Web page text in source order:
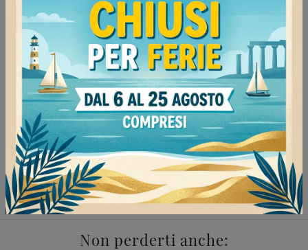
Negozio di tavolini a Pavia
Negozio di tavolini a Mede
Negozio di tavolini a Voghera
Negozio di tavolini a Vigevano
Complementi Doimo Salotti Pavia
Complementi Doimo Salotti Mede
Complementi Doimo Salotti Voghera
Complementi Doimo Salotti Vigevano
Non perderti anche: